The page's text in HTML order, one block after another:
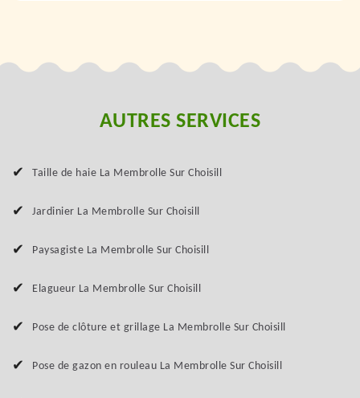
AUTRES SERVICES
Taille de haie La Membrolle Sur Choisill
Jardinier La Membrolle Sur Choisill
Paysagiste La Membrolle Sur Choisill
Elagueur La Membrolle Sur Choisill
Pose de clôture et grillage La Membrolle Sur Choisill
Pose de gazon en rouleau La Membrolle Sur Choisill